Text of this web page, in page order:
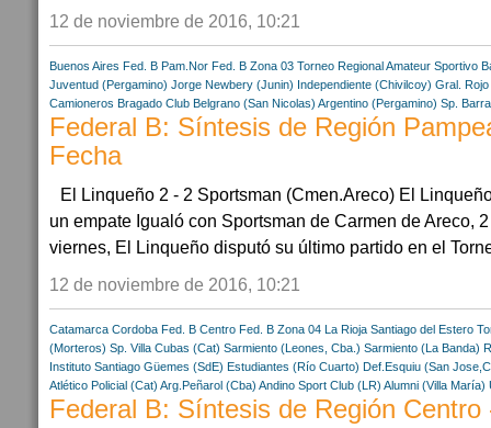
12 de noviembre de 2016, 10:21
Buenos Aires Fed. B Pam.Nor Fed. B Zona 03 Torneo Regional Amateur Sportivo
Juventud (Pergamino) Jorge Newbery (Junin) Independiente (Chivilcoy) Gral.
Camioneros Bragado Club Belgrano (San Nicolas) Argentino (Pergamino) Sp.
Federal B: Síntesis de Región
Fecha
El Linqueño 2 - 2 Sportsman (Cmen.Areco) El
un empate Igualó con Sportsman de Carmen de Areco,
viernes, El Linqueño disputó su último partido en el
12 de noviembre de 2016, 10:21
Catamarca Cordoba Fed. B Centro Fed. B Zona 04 La Rioja Santiago del Estero
(Morteros) Sp. Villa Cubas (Cat) Sarmiento (Leones, Cba.) Sarmiento (La Banda)
Instituto Santiago Güemes (SdE) Estudiantes (Río Cuarto) Def.Esquiu (San
Atlético Policial (Cat) Arg.Peñarol (Cba) Andino Sport Club (LR) Alumni (Villa María)
Federal B: Síntesis de Región Centro